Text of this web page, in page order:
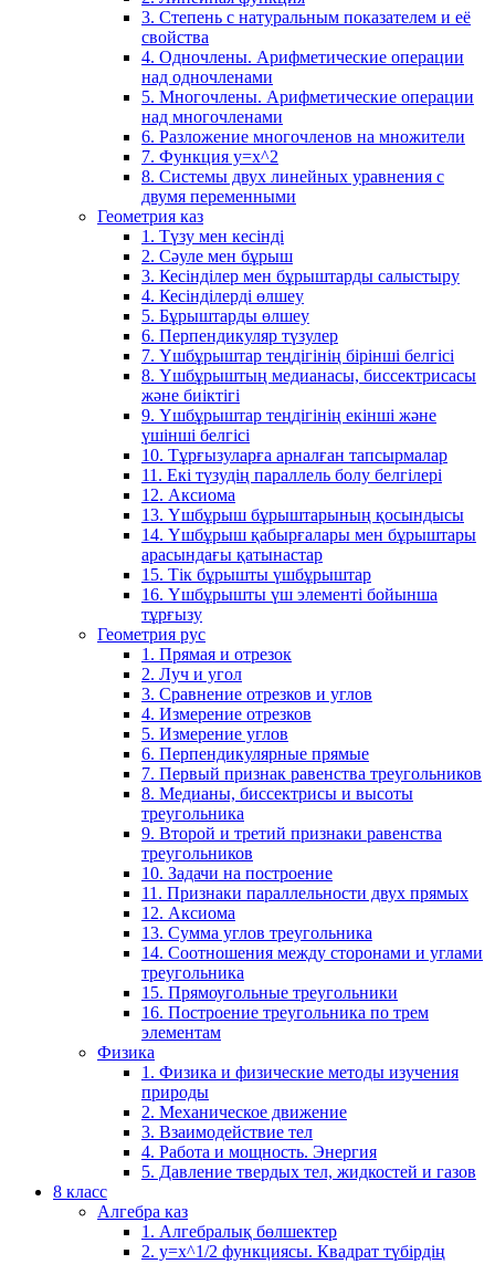
3. Степень с натуральным показателем и её
свойства
4. Одночлены. Арифметические операции
над одночленами
5. Многочлены. Арифметические операции
над многочленами
6. Разложение многочленов на множители
7. Функция y=x^2
8. Системы двух линейных уравнения с
двумя переменными
Геометрия каз
1. Түзу мен кесінді
2. Сәуле мен бұрыш
3. Кесінділер мен бұрыштарды салыстыру
4. Кесінділерді өлшеу
5. Бұрыштарды өлшеу
6. Перпендикуляр түзулер
7. Үшбұрыштар теңдігінің бірінші белгісі
8. Үшбұрыштың медианасы, биссектрисасы
және биіктігі
9. Үшбұрыштар теңдігінің екінші және
үшінші белгісі
10. Тұрғызуларға арналған тапсырмалар
11. Екі түзудің параллель болу белгілері
12. Аксиома
13. Үшбұрыш бұрыштарының қосындысы
14. Үшбұрыш қабырғалары мен бұрыштары
арасындағы қатынастар
15. Тік бұрышты үшбұрыштар
16. Үшбұрышты үш элементі бойынша
тұрғызу
Геометрия рус
1. Прямая и отрезок
2. Луч и угол
3. Сравнение отрезков и углов
4. Измерение отрезков
5. Измерение углов
6. Перпендикулярные прямые
7. Первый признак равенства треугольников
8. Медианы, биссектрисы и высоты
треугольника
9. Второй и третий признаки равенства
треугольников
10. Задачи на построение
11. Признаки параллельности двух прямых
12. Аксиома
13. Сумма углов треугольника
14. Соотношения между сторонами и углами
треугольника
15. Прямоугольные треугольники
16. Построение треугольника по трем
элементам
Физика
1. Физика и физические методы изучения
природы
2. Механическое движение
3. Взаимодействие тел
4. Работа и мощность. Энергия
5. Давление твердых тел, жидкостей и газов
8 класс
Алгебра каз
1. Алгебралық бөлшектер
2. у=х^1/2 функциясы. Квадрат түбірдің